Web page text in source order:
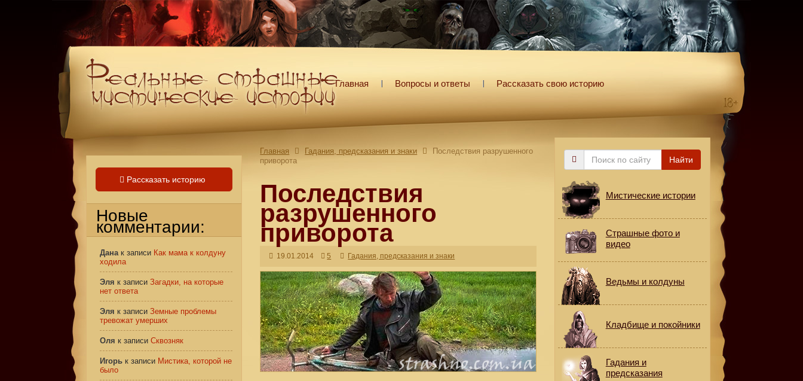
Главная Вопросы и ответы Рассказать свою историю
Главная Гадания, предсказания и знаки
Последствия разрушенного
приворота
Последствия
разрушенного
приворота
19.01.2014 5 Гадания, предсказания и знаки
Рассказать историю
Новые
комментарии:
Данак записи Как мама к колдуну
ходила
Эля к записи Загадки, на которые
нет ответа
Эля к записи Земные проблемы
тревожат умерших
Оля к записи Сквозняк
Игорь к записи Мистика, которой не
было
Поиск
Найти
Мистические истории
Страшные фото и
видео
Ведьмы и колдуны
Кладбище и покойники
Гадания и
предсказания